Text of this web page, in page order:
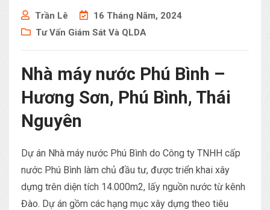
Trần Lê
16 Tháng Năm, 2024
Tư Vấn Giám Sát Và QLDA
Nhà máy nước Phú Bình –
Hương Sơn, Phú Bình, Thái
Nguyên
Dự án Nhà máy nước Phú Bình do Công ty TNHH cấp
nước Phú Bình làm chủ đầu tư, được triển khai xây
dựng trên diện tích 14.000m2, lấy nguồn nước từ kênh
Đào. Dự án gồm các hạng mục xây dựng theo tiêu